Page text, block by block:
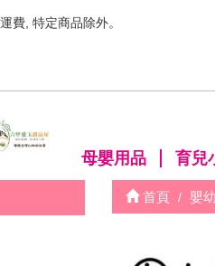
費, 特定商品除外。
母嬰用品 育兒
首頁 嬰